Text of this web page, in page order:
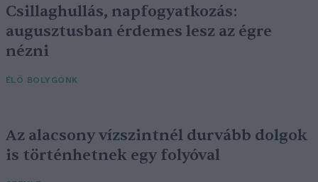
Csillaghullás, napfogyatkozás:
augusztusban érdemes lesz az égre
nézni
ÉLŐ BOLYGÓNK
Az alacsony vízszintnél durvább dolgok
is történhetnek egy folyóval